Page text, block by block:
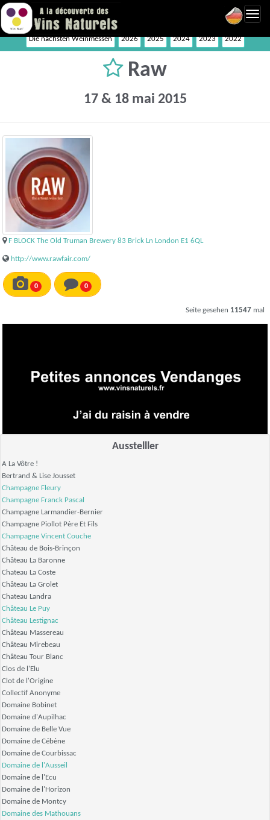
Die nächsten Weinmessen 2026 2025 2024 2023 2022
Raw
17 & 18 mai 2015
F BLOCK The Old Truman Brewery 83 Brick Ln London E1 6QL
http://www.rawfair.com/
0 0
Seite gesehen 11547 mal
Ausstelller
A La Vôtre !
Bertrand & Lise Jousset
Champagne Fleury
Champagne Franck Pascal
Champagne Larmandier-Bernier
Champagne Piollot Père Et Fils
Champagne Vincent Couche
Château de Bois-Brinçon
Château La Baronne
Chateau La Coste
Château La Grolet
Chateau Landra
Château Le Puy
Château Lestignac
Château Massereau
Château Mirebeau
Château Tour Blanc
Clos de l'Elu
Clot de l'Origine
Collectif Anonyme
Domaine Bobinet
Domaine d'Aupilhac
Domaine de Belle Vue
Domaine de Cébène
Domaine de Courbissac
Domaine de l'Ausseil
Domaine de l'Ecu
Domaine de l'Horizon
Domaine de Montcy
Domaine des Mathouans